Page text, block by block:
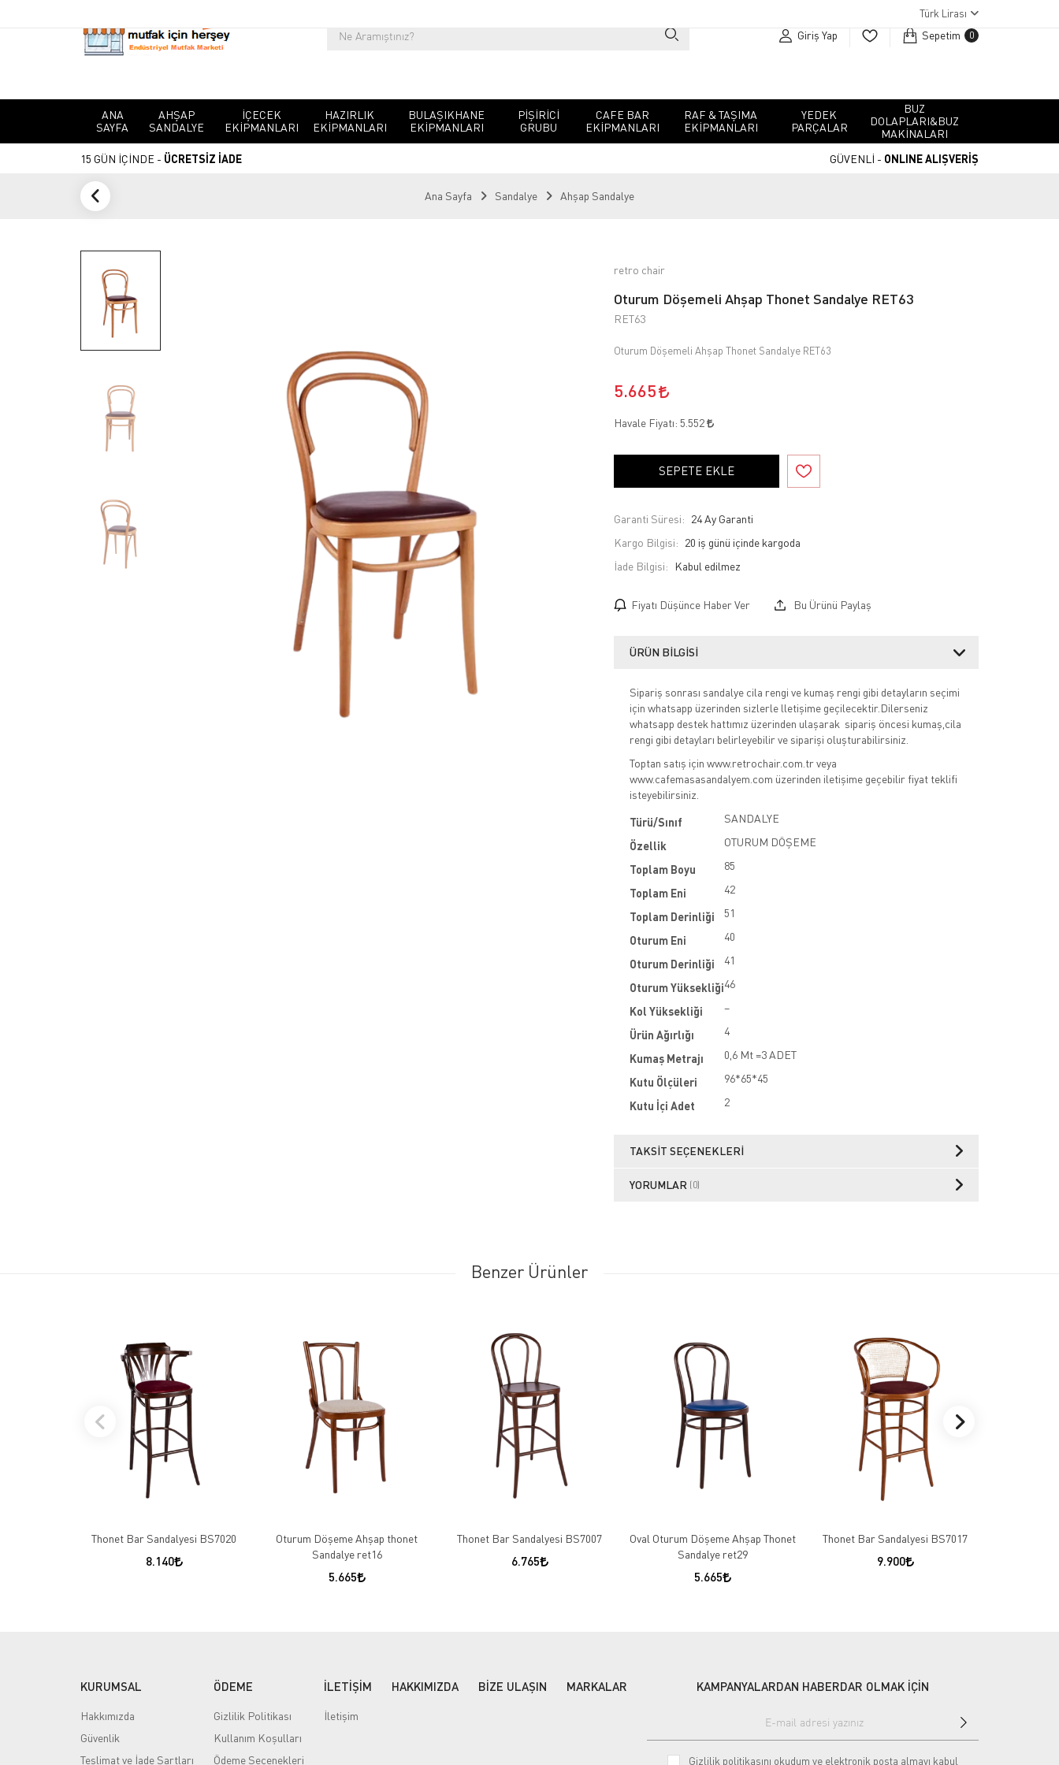
Türk Lirası
Giriş Yap Sepetim 0
ANA
SAYFA
AHŞAP
SANDALYE
İÇECEK
EKIPMANLARI
HAZIRLIK
EKIPMANLARI
BULAŞIKHANE
EKIPMANLARI
PIŞIRICI
GRUBU
CAFE BAR
EKIPMANLARI
RAF & TAŞIMA
EKIPMANLARI
YEDEK
PARÇALAR
BUZ
DOLAPLARI&BUZ
MAKINALARI
15 GÜN İÇİNDE - ÜCRETSİZ İADE GÜVENLİ - ONLINE ALIŞVERİŞ
Ana Sayfa Sandalye Ahşap Sandalye
retro chair
Oturum Döşemeli Ahşap Thonet Sandalye RET63
RET63
Oturum Döşemeli Ahşap Thonet Sandalye RET63
5.665
Havale Fiyatı: 5.552
SEPETE EKLE
Garanti Süresi: 24 Ay Garanti
Kargo Bilgisi: 20 iş günü içinde kargoda
İade Bilgisi:
Fiyatı Düşünce Haber Ver Bu Ürünü Paylaş
ÜRÜN BILGISI
Sipariş sonrası sandalye cila rengi ve kumaş rengi gibi detayların seçimi
için whatsapp üzerinden sizlerle lletişime geçilecektir.Dilerseniz
whatsapp destek hattımız üzerinden ulaşarak sipariş öncesi kumaş,cila
rengi gibi detayları belirleyebilir ve siparişi oluşturabilirsiniz.
Toptan satış için www.retrochair.com.tr veya
www.cafemasasandalyem.com üzerinden iletişime geçebilir fiyat teklifi
isteyebilirsiniz.
Türü/Sınıf SANDALYE
Özellik OTURUM DÖŞEME
Toplam Boyu 85
Toplam Eni 42
Toplam Derinliği 51
Oturum Eni 40
Oturum Derinliği 41
Oturum Yüksekliği46
Kol Yüksekliği –
Ürün Ağırlığı 4
Kumaş Metrajı 0,6 Mt =3 ADET
Kutu Ölçüleri 96*65*45
Kutu İçi Adet 2
TAKSIT SEÇENEKLERI
YORUMLAR (0)
Benzer Ürünler
Thonet Bar Sandalyesi BS7020
8.140
Oturum Döşeme Ahşap thonet
Sandalye ret16
5.665
Thonet Bar Sandalyesi BS7007
6.765
Oval Oturum Döşeme Ahşap Thonet
Sandalye ret29
5.665
Thonet Bar Sandalyesi BS7017
9.900
KURUMSAL
Hakkımızda
Güvenlik
Teslimat ve İade Şartları
ÖDEME
Gizlilik Politikası
Kullanım Koşulları
Ödeme Seçenekleri
İLETİŞİM
İletişim
HAKKIMIZDA BİZE ULAŞIN MARKALAR KAMPANYALARDAN HABERDAR OLMAK İÇİN
Gizlilik politikasını okudum ve elektronik posta almayı kabul